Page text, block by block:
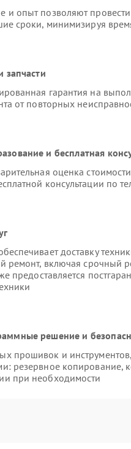
опыт позволяют провести
сроки, минимизируя
запчасти
гарантия на
от повторных
и бесплатная
оценка
консультации по
доставку
ремонт, включая срочный
предоставляется
решение и
прошивок и
резервное копирование,
при необходимости